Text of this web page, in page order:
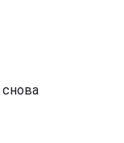
снова